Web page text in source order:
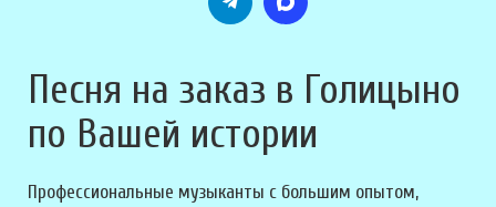
Песня на заказ в Голицыно
по Вашей истории
Профессиональные музыканты с большим опытом,